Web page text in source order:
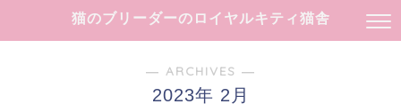
猫のブリーダーのロイヤルキティ猫舎
― ARCHIVES ―
2023年 2月